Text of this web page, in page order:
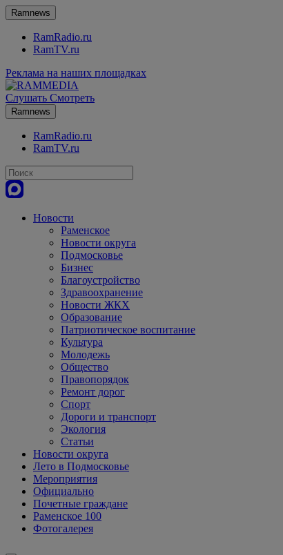
Ramnews
RamRadio.ru
RamTV.ru
Реклама на наших площадках
Слушать Смотреть
Ramnews
RamRadio.ru
RamTV.ru
Новости
Раменское
Новости округа
Подмосковье
Бизнес
Благоустройство
Здравоохранение
Новости ЖКХ
Образование
Патриотическое воспитание
Культура
Молодежь
Общество
Правопорядок
Ремонт дорог
Спорт
Дороги и транспорт
Экология
Статьи
Новости округа
Лето в Подмосковье
Мероприятия
Официально
Почетные граждане
Раменское 100
Фотогалерея